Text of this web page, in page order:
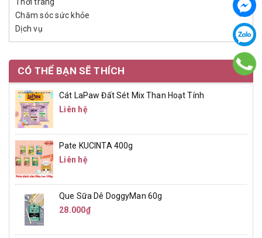
Thời trang
Chăm sóc sức khỏe
Dịch vụ
CÓ THỂ BẠN SẼ THÍCH
Cát LaPaw Đất Sét Mix Than Hoạt Tính
Liên hệ
Pate KUCINTA 400g
Liên hệ
Que Sữa Dê DoggyMan 60g
28.000₫